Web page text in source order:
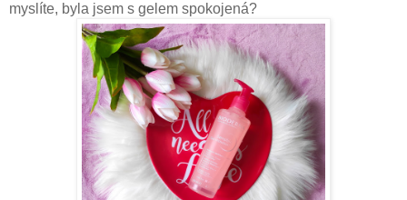
myslíte, byla jsem s gelem spokojená?